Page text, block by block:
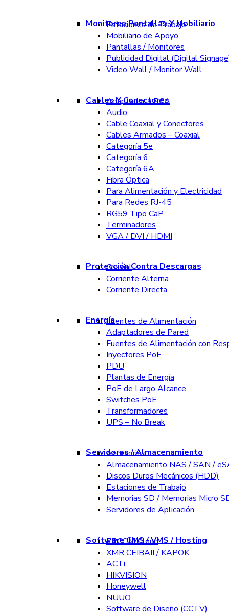
Monitores Pantallas Y Mobiliario
Estaciones de Trabajo
Mobiliario de Apoyo
Pantallas / Monitores
Publicidad Digital (Digital
Video Wall / Monitor Wall
Cables Y Conectores
Adaptador a RCA
Audio
Cable Coaxial y Conectores
Cables Armados – Coaxial
Categoría 5e
Categoría 6
Categoría 6A
Fibra Óptica
Para Alimentación y Electricidad
Para Redes RJ-45
RG59 Tipo CaP
Terminadores
VGA / DVI / HDMI
Protección Contra Descargas
Coaxial
Corriente Alterna
Corriente Directa
EnergíaFuentes de Alimentación
Adaptadores de Pared
Fuentes de Alimentación con
Inyectores PoE
PDU
Plantas de Energía
PoE de Largo Alcance
Switches PoE
Transformadores
UPS – No Break
Servidores / Almacenamiento
Accesorios
Almacenamiento NAS / SAN /
Discos Duros Mecánicos (HDD)
Estaciones de Trabajo
Memorias SD / Memorias Micro
Servidores de Aplicación
Software CMS / VMS / Hosting
EPCOM Cloud
XMR CEIBAII / KAPOK
ACTi
HIKVISION
Honeywell
NUUO
Software de Diseño (CCTV)